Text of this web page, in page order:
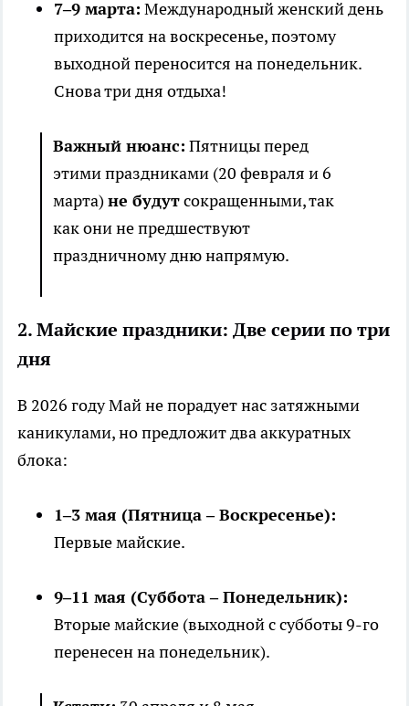
7–9 марта: Международный женский день
приходится на воскресенье, поэтому
выходной переносится на понедельник.
Снова три дня отдыха!
Важный нюанс: Пятницы перед
этими праздниками (20 февраля и 6
марта) не будутсокращенными, так
как они не предшествуют
праздничному дню напрямую.
2. Майские праздники: Две серии по три
дня
В 2026 году Май не порадует нас затяжными
каникулами, но предложит два аккуратных
блока:
1–3 мая (Пятница – Воскресенье):
Первые майские.
9–11 мая (Суббота – Понедельник):
Вторые майские (выходной с субботы 9-го
перенесен на понедельник).